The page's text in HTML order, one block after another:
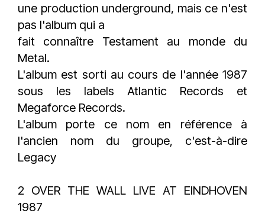
une production underground, mais ce n'est
pas l'album qui a
fait connaître Testament au monde du
Metal.
L'album est sorti au cours de l'année 1987
sous les labels Atlantic Records et
Megaforce Records.
L'album porte ce nom en référence à
l'ancien nom du groupe, c'est-à-dire
Legacy
2 OVER THE WALL LIVE AT EINDHOVEN
1987